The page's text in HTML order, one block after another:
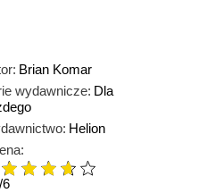
Brian Komar
wydawnicze: Dla
Helion
/6